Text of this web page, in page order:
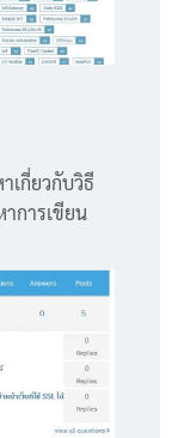
เกี่ยวกับวิธี
การเขียน